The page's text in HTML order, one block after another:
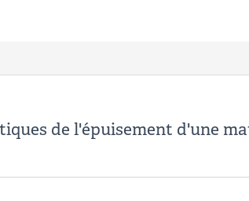
de l'épuisement d'une